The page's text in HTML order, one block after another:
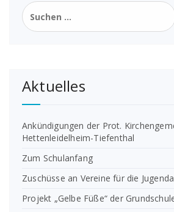
Suchen
nach:
Aktuelles
Ankündigungen der Prot.
Hettenleidelheim-Tiefenthal
Zum Schulanfang
Zuschüsse an Vereine für die
Projekt „Gelbe Füße“ der